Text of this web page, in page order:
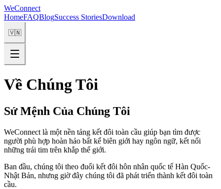
WeConnect
HomeFAQBlogSuccess StoriesDownload
🇻🇳
Về Chúng Tôi
Sứ Mệnh Của Chúng Tôi
WeConnect là một nền tảng kết đôi toàn cầu giúp bạn tìm được
người phù hợp hoàn hảo bất kể biên giới hay ngôn ngữ, kết nối
những trái tim trên khắp thế giới.
Ban đầu, chúng tôi theo đuổi kết đôi hôn nhân quốc tế Hàn Quốc-
Nhật Bản, nhưng giờ đây chúng tôi đã phát triển thành kết đôi toàn
cầu.